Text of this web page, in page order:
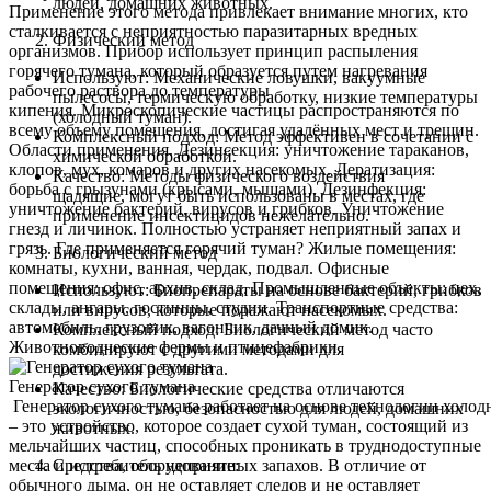
Применение этого метода привлекает внимание многих, кто
сталкивается с неприятностью паразитарных вредных
организмов. Прибор использует принцип распыления
горячего тумана, который образуется путем нагревания
рабочего раствора до температуры
кипения. Микроскопические частицы распространяются по
всему объему помещения, достигая удалённых мест и трещин.
Области применения. Дезинсекция: уничтожение тараканов,
клопов, мух, комаров и других насекомых. Дератизация:
борьба с грызунами (крысами, мышами). Дезинфекция:
уничтожение бактерий, вирусов и грибков. Уничтожение
гнезд и личинок. Полностью устраняет неприятный запах и
грязь. Где применяется горячий туман? Жилые помещения:
комнаты, кухни, ванная, чердак, подвал. Офисные
помещения: офис, архив, склад. Промышленные объекты: цех,
склады, ангары, гостинцы, студии. Транспортные средства:
автомобиль, грузовик, вагончик, дачный домик.
Животноводческие фермы и птицефабрики.
Генератор сухого тумана
Генератор сухого тумана работает на основе технологии
– это устройство, которое создает сухой туман, состоящий из
мельчайших частиц, способных проникать в труднодоступные
места и истребитель неприятных запахов. В отличие от
обычного дыма, он не оставляет следов и не оставляет
Физический метод
Используют: Механические ловушки, вакуумные
пылесосы, термическую обработку, низкие температуры
(холодный туман).
Комплексный подход: Метод эффективен в сочетании с
химической обработкой.
Качество: Методы физического воздействия
щадящие, могут быть использованы в местах, где
применение инсектицидов нежелательно.
Биологический метод
Используют: Биопрепараты на основе бактерий, грибков
или вирусов, которые поражают насекомых.
Комплексный подход: Биологический метод часто
комбинируют с другими методами для
достижения результата.
Качество: Биологические средства отличаются
экологичностью, безопасностью для людей, домашних
животных.
Средства, оборудование: